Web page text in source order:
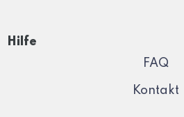
Hilfe
FAQ
Kontakt